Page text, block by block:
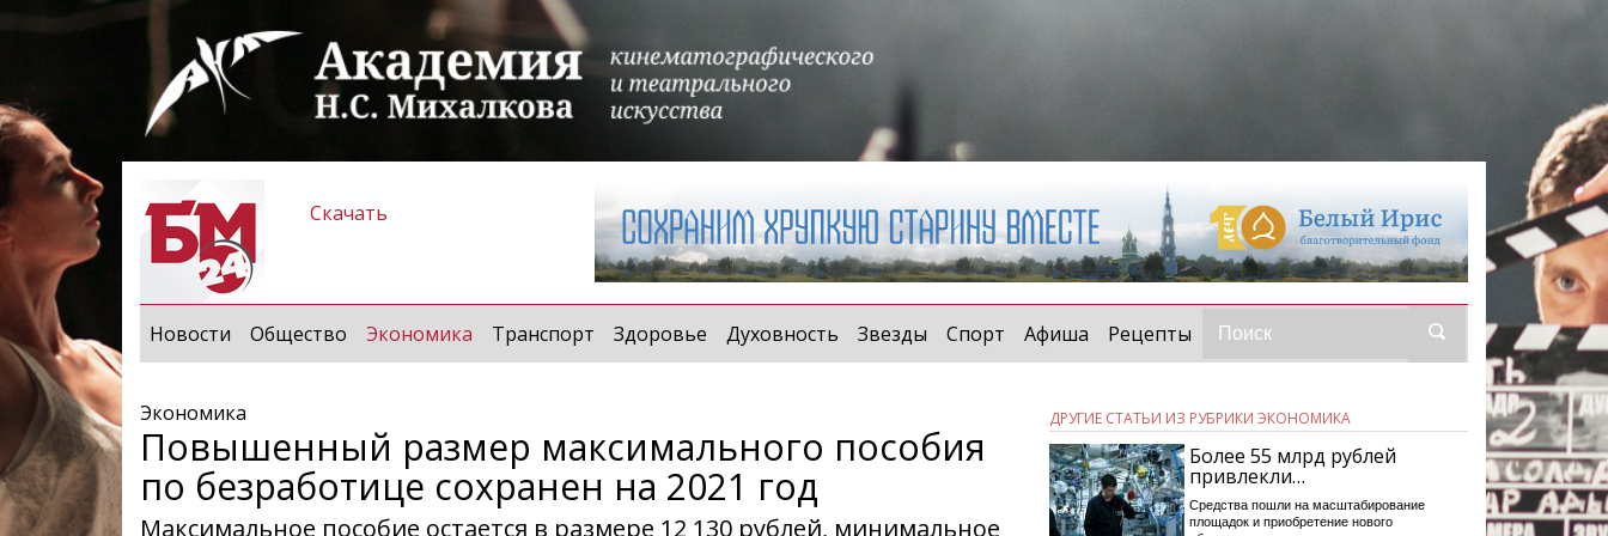
Скачать
Новости Общество Экономика (current)
Транспорт Здоровье Духовность Звезды Спорт Афиша Рецепты
Экономика
Повышенный размер максимального пособия
по безработице сохранен на 2021 год
Максимальное пособие остается в размере 12 130 рублей, минимальное
ДРУГИЕ СТАТЬИ ИЗ РУБРИКИ ЭКОНОМИКА
Более 55 млрд рублей
привлекли…
Средства пошли на масштабирование
площадок и приобретение нового